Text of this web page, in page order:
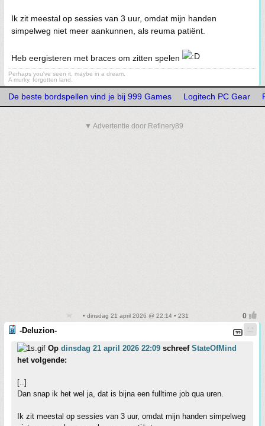
Ik zit meestal op sessies van 3 uur, omdat mijn handen
simpelweg niet meer aankunnen, als reuma patiënt.
Heb eergisteren met braces om zitten spelen
Perhaps you've seen it, maybe in a dream.
A murky, forgotten land.
De beste bordspellen vind je bij 999 Games Logitech PC Gear
▼ Advertentie door Refinery89
• dinsdag 21 april 2026 @ 22:14 • 231
-Deluzion-
Op dinsdag 21 april 2026 22:09 schreef StateOfMind
het volgende:
[..]
Dan snap ik het wel ja, dat is bijna een fulltime job qua uren.
Ik zit meestal op sessies van 3 uur, omdat mijn handen simpelweg